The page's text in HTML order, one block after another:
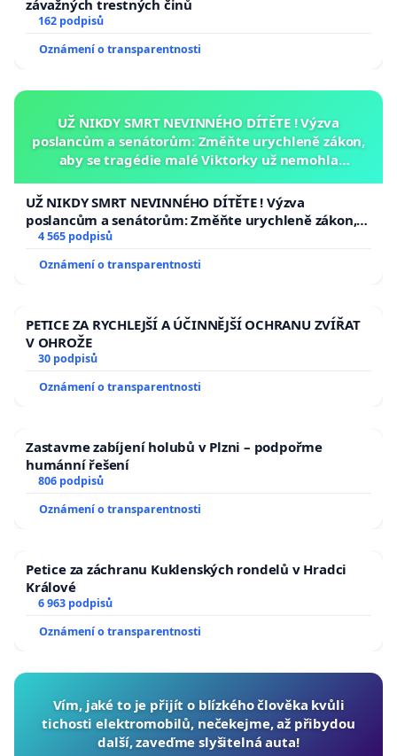
závažných trestných činů
162 podpisů
Oznámení o transparentnosti
UŽ NIKDY SMRT NEVINNÉHO DÍTĚTE ! Výzva
poslancům a senátorům: Změňte urychleně zákon,
aby se tragédie malé Viktorky už nemohla
UŽ NIKDY SMRT NEVINNÉHO DÍTĚTE ! Výzva
poslancům a senátorům: Změňte urychleně zákon,
aby se tragédie malé Viktorky už nemohla opakovat!
4 565 podpisů
Oznámení o transparentnosti
PETICE ZA RYCHLEJŠÍ A ÚČINNĚJŠÍ OCHRANU ZVÍŘAT
V OHROŽE
30 podpisů
Oznámení o transparentnosti
Zastavme zabíjení holubů v Plzni – podpořme
humánní řešení
806 podpisů
Oznámení o transparentnosti
Petice za záchranu Kuklenských rondelů v Hradci
Králové
6 963 podpisů
Oznámení o transparentnosti
Vím, jaké to je přijít o blízkého člověka kvůli
tichosti elektromobilů, nečekejme, až přibydou
další, zaveďme slyšitelná auta!